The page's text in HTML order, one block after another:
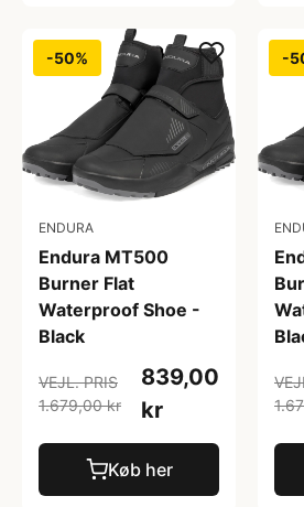
-50%
ENDURA
Endura MT500
Burner Flat
Waterproof Shoe -
Black
VEJL. PRIS
1.679,00 kr
839,00
kr
Køb her
-